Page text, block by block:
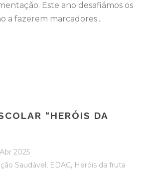
Este ano desafiámos os
a fazerem marcadores...
“HERÓIS DA
2025
Saudável, EDAC, Heróis da fruta